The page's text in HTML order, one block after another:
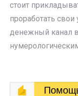
стоит
проработать
денежный канал